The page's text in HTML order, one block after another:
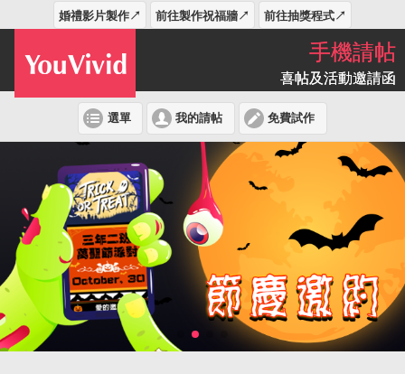
婚禮影片製作↗ 前往製作祝福牆↗ 前往抽獎程式↗
手機請帖
喜帖及活動邀請函
選單 我的請帖 免費試作